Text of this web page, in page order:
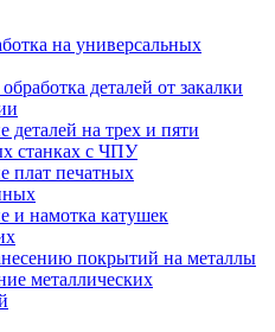
на универсальных
деталей от закалки
деталей на трех и пяти
станках с ЧПУ
плат печатных
и намотка катушек
покрытий на металлы
металлических